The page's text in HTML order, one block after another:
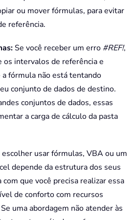
ou mover fórmulas, para evitar
referência.
Se você receber um erro #REF!,
intervalos de referência e
fórmula não está tentando
conjunto de dados de destino.
conjuntos de dados, essas
a carga de cálculo da pasta
escolher usar fórmulas, VBA ou um
depende da estrutura dos seus
com que você precisa realizar essa
de conforto com recursos
uma abordagem não atender às